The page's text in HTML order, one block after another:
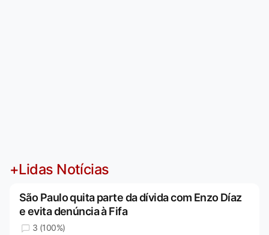
+Lidas Notícias
São Paulo quita parte da dívida com Enzo Díaz
e evita denúncia à Fifa
3 (100%)